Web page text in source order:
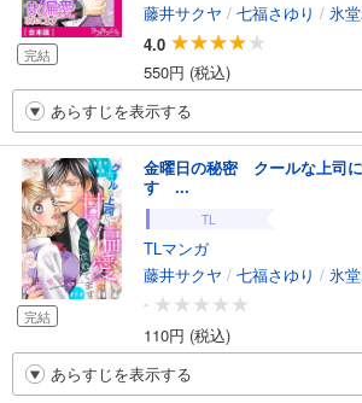
完結
藤井サクヤ / 七福さゆり / 氷
4.0
550円 (税込)
あらすじを表示する
完結
金曜日の秘密 クールな上司
す ...
TL
TLマンガ
藤井サクヤ / 七福さゆり / 氷
-
110円 (税込)
あらすじを表示する